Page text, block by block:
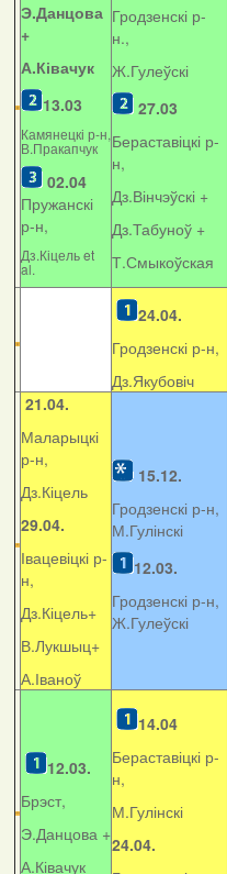
Э.Данцова
+
А.Ківачук
13.03
Камянецкі р-н,
В.Пракапчук
02.04
Пружанскі
р-н,
Дз.Кіцель et
al.
Гродзенскі р-
н.,
Ж.Гулеўскі
27.03
Бераставіцкі р-
н,
Дз.Вінчэўскі +
Дз.Табуноў +
Т.Смыкоўская
24.04.
Гродзенскі р-н,
Дз.Якубовіч
21.04.
Маларыцкі
р-н,
Дз.Кіцель
29.04.
Івацевіцкі р-
н,
Дз.Кіцель+
В.Лукшыц+
А.Іваноў
15.12.
Гродзенскі р-н,
М.Гулінскі
12.03.
Гродзенскі р-н,
Ж.Гулеўскі
12.03.
Брэст,
Э.Данцова +
А.Ківачук
14.04
Бераставіцкі р-
н,
М.Гулінскі
24.04.